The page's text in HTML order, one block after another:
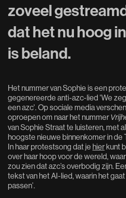
zoveel
dat het nu hoog
is beland.
Het nummer van Sophie is een
gegenereerde anti-azc-lied 'We
een azc'. Op sociale media
oproepen om naar het nummer
van Sophie Straat te luisteren, met
hoogste nieuwe binnenkomer in de
In haar protestsong dat je hierkunt
over haar hoop voor de wereld,
zou zien dat azc’s overbodig zijn.
tekst van het AI-lied, waarin het
passen’.